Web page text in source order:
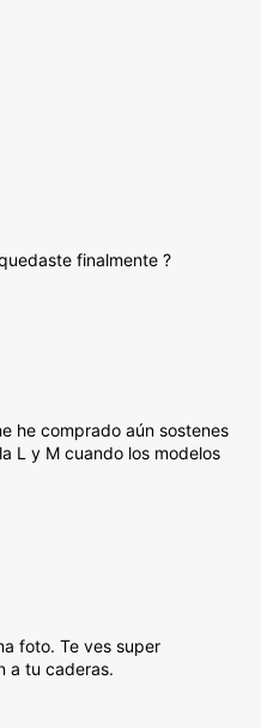
finalmente ?
he comprado aún sostenes
L y M cuando los modelos
foto. Te ves super
a tu caderas.